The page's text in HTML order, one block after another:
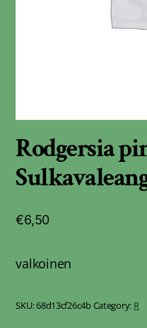
Rodgersia
€6,50
valkoinen
SKU:68d13cf26c4bCategory: R